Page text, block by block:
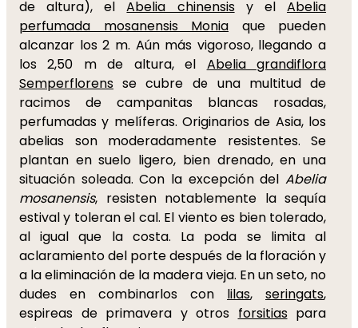
de altura), elAbelia chinensisy elAbelia
perfumada mosanensis Monia que pueden
alcanzar los 2 m. Aún más vigoroso, llegando a
los 2,50 m de altura, el Abelia grandiflora
Semperflorens se cubre de una multitud de
racimos de campanitas blancas rosadas,
perfumadas y melíferas. Originarios de Asia, los
abelias son moderadamente resistentes. Se
plantan en suelo ligero, bien drenado, en una
situación soleada. Con la excepción del Abelia
mosanensis, resisten notablemente la sequía
estival y toleran el cal. El viento es bien tolerado,
al igual que la costa. La poda se limita al
aclaramiento del porte después de la floración y
a la eliminación de la madera vieja. En un seto, no
dudes en combinarlos con lilas, seringats,
espireas de primavera y otros forsitiaspara